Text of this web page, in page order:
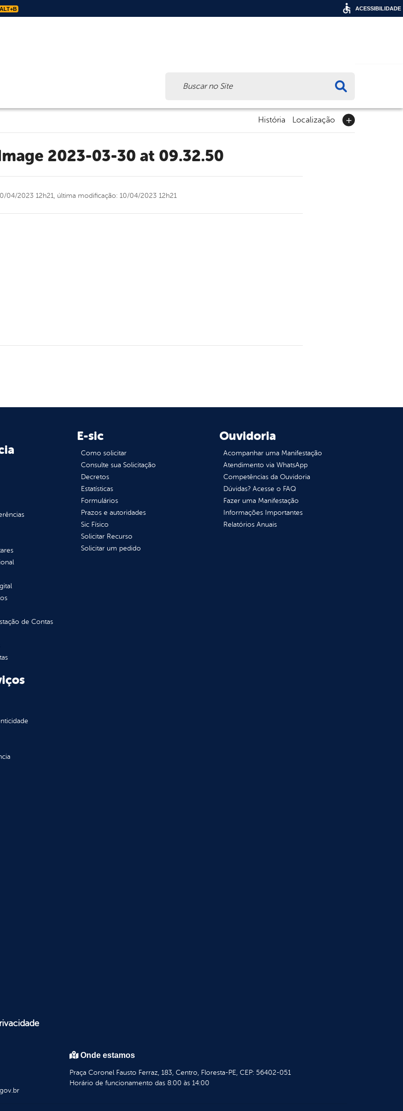
ALT+B
História Localização
Image 2023-03-30 at 09.32.50
04/2023 12h21, última modificação: 10/04/2023 12h21
de Contas
E-sic
Como solicitar
Consulte sua Solicitação
Decretos
Estatísticas
Formulários
Prazos e autoridades
Sic Físico
Solicitar Recurso
Solicitar um pedido
Ouvidoria
Acompanhar uma Manifestação
Atendimento via WhatsApp
Competências da Ouvidoria
Dúvidas? Acesse o FAQ
Fazer uma Manifestação
Informações Importantes
Relatórios Anuais
Onde estamos
Praça Coronel Fausto Ferraz, 183, Centro, Floresta-PE, CEP: 56402-051
Horário de funcionamento das 8:00 às 14:00
ACESSIBILIDADE